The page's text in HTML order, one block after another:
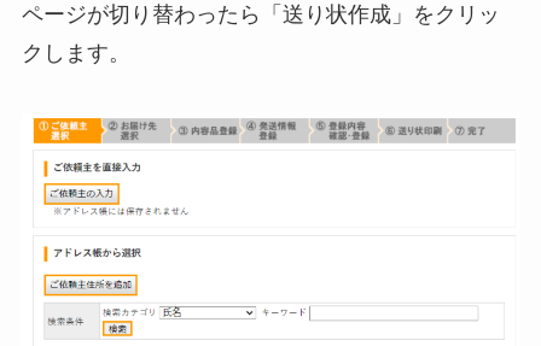
ページが切り替わったら「送り状作成」をクリッ
クします。